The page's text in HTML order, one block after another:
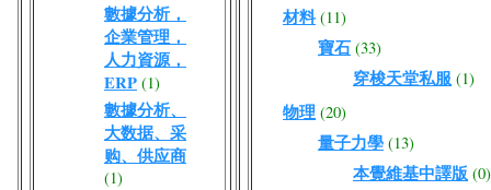
數據分析，
企業管理，
人力資源，
ERP (1)
數據分析、
大数据、采
购、供应商
(1)
材料 (11)
寶石 (33)
穿梭天堂私服 (1)
物理 (20)
量子力學 (13)
本覺維基中譯版 (0)